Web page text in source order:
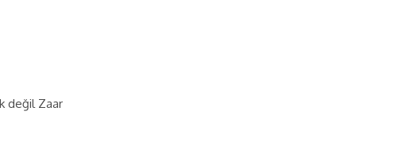
değil Zaar